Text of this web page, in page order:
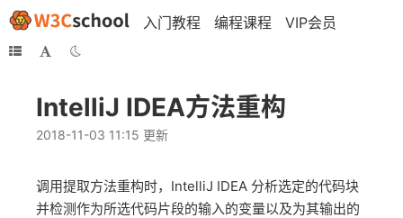
入门教程 编程课程 VIP会员
IntelliJ IDEA方法重构
2018-11-03 11:15 更新
调用提取方法重构时，IntelliJ IDEA 分析选定的代码块
并检测作为所选代码片段的输入的变量以及为其输出的